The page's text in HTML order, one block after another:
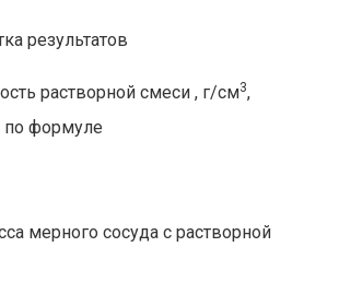
результатов
растворной смеси , г/см3,
формуле
мерного сосуда с растворной